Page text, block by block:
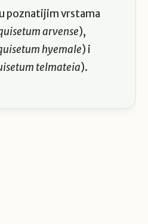
poznatijim vrstama
arvense),
hyemale) i
telmateia).